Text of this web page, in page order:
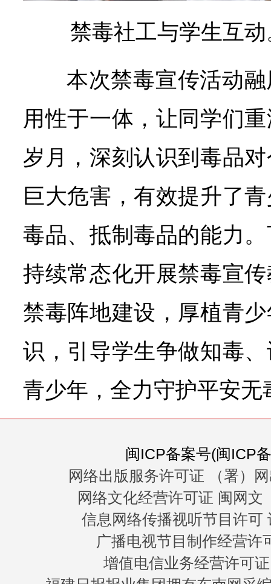
禁毒社工与学生互动
本次禁毒宣传活动
用性于一体，让同学们
岁月，深刻认识到毒品
巨大危害，有效提升了
毒品、抵制毒品的能力
持续常态化开展禁毒宣
禁毒阵地建设，厚植青
识，引导学生争做知毒
青少年，全力守护平安无
闽ICP备案号(闽ICP
网络出版服务许可证 （署）
网络文化经营许可证 闽网文
信息网络传播视听节目许可
广播电视节目制作经营许
增值电信业务经营许可